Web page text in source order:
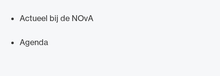
Actueel bij de NOvA
Agenda